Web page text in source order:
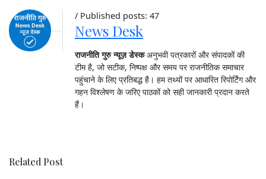
/ Published posts: 47
News Desk
राजनीति गुरु न्यूज़ डेस्कअनुभवी पत्रकारों और संपादकों की
टीम है, जो सटीक, निष्पक्ष और समय पर राजनीतिक समाचार
पहुंचाने के लिए प्रतिबद्ध है। हम तथ्यों पर आधारित रिपोर्टिंग और
गहन विश्लेषण के जरिए पाठकों को सही जानकारी प्रदान करते
हैं।
Related Post